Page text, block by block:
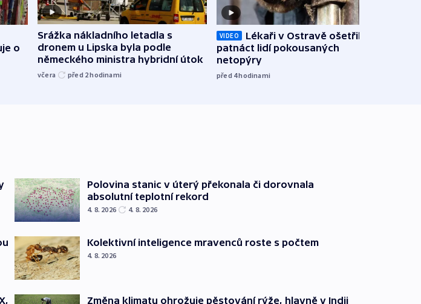
o
Srážka nákladního letadla s
dronem u Lipska byla podle
německého ministra hybridní útok
včera před 2hodinami
VIDEO
Lékaři v Ostravě ošetřili už
patnáct lidí pokousaných
netopýry
před 4hodinami
Polovina stanic v úterý překonala či dorovnala
absolutní teplotní rekord
4. 8. 2026 4. 8. 2026
Kolektivní inteligence mravenců roste s počtem
4. 8. 2026
Změna klimatu ohrožuje pěstování rýže, hlavně v Indii